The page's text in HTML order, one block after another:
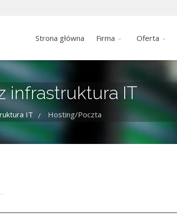
Strona główna Firma Oferta
infrastruktura IT
IT / Hosting/Poczta